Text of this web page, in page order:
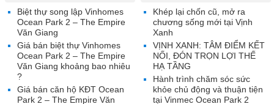
Khép lại chốn cũ, mở ra
chương sống mới tại Vịnh
Xanh
VỊNH XANH: TÂM ĐIỂM KẾT
NỐI, ĐÓN TRỌN LỢI THẾ
HẠ TẦNG
Hành trình chăm sóc sức
khỏe chủ động và thuận tiện
tại Vinmec Ocean Park 2
Biệt thự song lập Vinhomes
Ocean Park 2 – The Empire
Văn Giang
Giá bán biệt thự Vinhomes
Ocean Park 2 – The Empire
Văn Giang khoảng bao nhiêu
?
Giá bán căn hộ KĐT Ocean
Park 2 – The Empire Văn